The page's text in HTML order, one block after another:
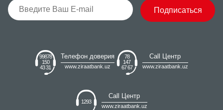
Подписаться
99878
150
43 31
Телефон доверия
www.ziraatbank.uz
78
147
67 67
Call Центр
www.ziraatbank.uz
1293
Call Центр
www.ziraatbank.uz